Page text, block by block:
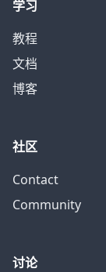
学习
教程
文档
博客
社区
Contact
Community
讨论